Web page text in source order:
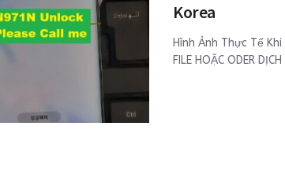
Korea
Hình Ảnh Thực Tế
FILE HOẶC ODER